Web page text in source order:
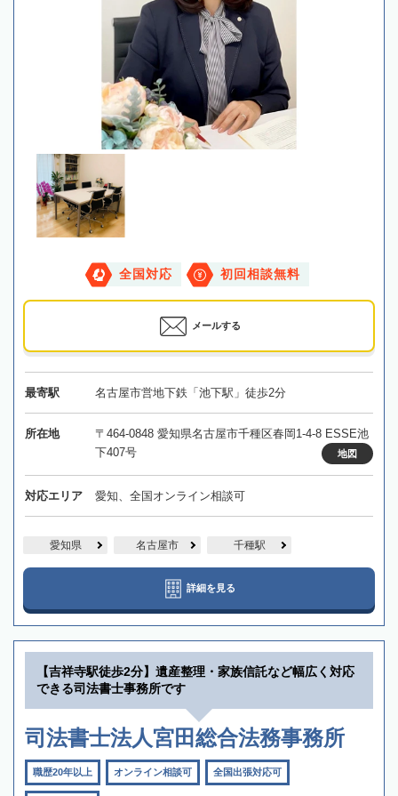
全国対応 初回相談無料
メールする
最寄駅 名古屋市営地下鉄「池下駅」徒歩2分
所在地
〒464-0848 愛知県名古屋市千種区春岡1-4-8 ESSE池
下407号
地図
対応エリア 愛知、全国オンライン相談可
愛知県 名古屋市 千種駅
詳細を見る
【吉祥寺駅徒歩2分】遺産整理・家族信託など幅広く対応
できる司法書士事務所です
司法書士法人宮田総合法務事務所
職歴20年以上 オンライン相談可 全国出張対応可